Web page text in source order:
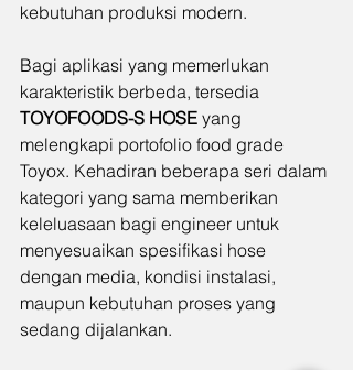
kebutuhan produksi modern.
Bagi aplikasi yang memerlukan
karakteristik berbeda, tersedia
TOYOFOODS-S HOSE yang
melengkapi portofolio food grade
Toyox. Kehadiran beberapa seri dalam
kategori yang sama memberikan
keleluasaan bagi engineer untuk
menyesuaikan spesifikasi hose
dengan media, kondisi instalasi,
maupun kebutuhan proses yang
sedang dijalankan.